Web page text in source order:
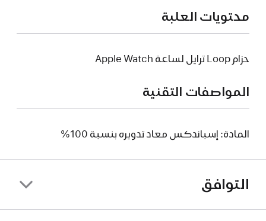
محتويات العلبة
حزام Loop ترايل لساعة Apple Watch
المواصفات التقنية
المادة: إسباندكس معاد تدويره بنسبة 100%
التوافق